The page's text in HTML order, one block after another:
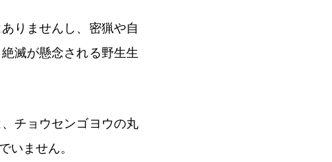
りませんし、密猟や自
滅が懸念される野生生
チョウセンゴヨウの丸
いません。